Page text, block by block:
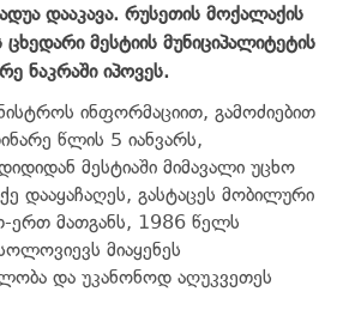
დააკავა. რუსეთის მოქალაქის
მესტიის მუნიციპალიტეტის
ნაკრაში იპოვეს.
ინფორმაციით, გამოძიებით
წლის 5 იანვარს,
მესტიაში მიმავალი უცხო
დააყაჩაღეს, გასტაცეს მობილური
მათგანს, 1986 წელს
მიაყენეს
და უკანონოდ აღუკვეთეს